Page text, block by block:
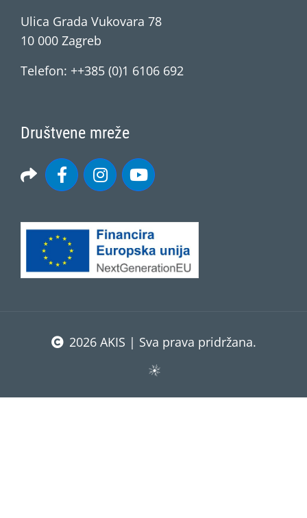
Ulica Grada Vukovara 78
10 000 Zagreb
Telefon: ++385 (0)1 6106 692
Društvene mreže
2026 AKIS | Sva prava pridržana.